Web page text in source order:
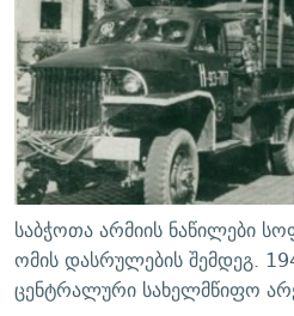
საბჭოთა არმიის ნაწილები
ომის დასრულების შემდეგ.
ცენტრალური სახელმწიფო